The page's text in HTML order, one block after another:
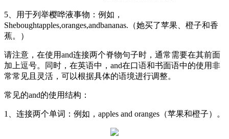
5、用于列举樱哗液事物：例如，
Sheboughtapples,oranges,andbananas.（她买了苹果、橙子和香
蕉。）
请注意，在使用and连接两个脊物句子时，通常需要在其前面
加上逗号。同时，在英语中，and在口语和书面语中的使用非
常常见且灵活，可以根据具体的语境进行调整。
常见的and的使用结构：
1、连接两个单词：例如，apples and oranges（苹果和橙子）。